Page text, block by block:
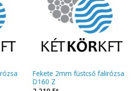
Fekete 2mm füstcső falirózsa
D160 Z